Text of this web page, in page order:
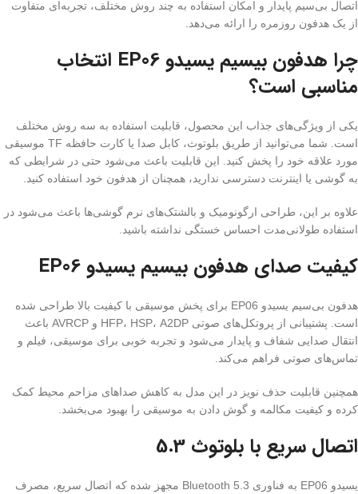
اتصال بی‌سیم پایدار و امکان استفاده به چند روش مختلف، تجربه‌ای متفاوت
از یک هدفون روزمره را ارائه می‌دهد.
چرا هدفون بیسیم یسیدو EP06 انتخاب
مناسبی است؟
یکی از ویژگی‌های جذاب این محصول، قابلیت استفاده به سه روش مختلف
است. شما می‌توانید از طریق بلوتوث، کابل صدا یا کارت حافظه TF موسیقی
مورد علاقه خود را پخش کنید. این قابلیت باعث می‌شود حتی در شرایطی که
به گوشی یا اینترنت دسترسی ندارید، همچنان از هدفون خود استفاده کنید.
علاوه بر این، طراحی ارگونومیک و بالشتک‌های نرم گوشی‌ها باعث می‌شود در
استفاده طولانی‌مدت احساس خستگی نداشته باشید.
کیفیت صدای هدفون بیسیم یسیدو EP06
هدفون بی‌سیم یسیدو EP06 برای پخش موسیقی با کیفیت بالا طراحی شده
است. پشتیبانی از پروتکل‌های صوتی HFP، HSP، A2DP و AVRCP باعث
انتقال صدایی شفاف و پایدار می‌شود و تجربه خوبی برای موسیقی، فیلم و
تماس‌های صوتی فراهم می‌کند.
همچنین قابلیت حذف نویز در این مدل به کاهش صداهای مزاحم محیط کمک
کرده و کیفیت مکالمه و گوش دادن به موسیقی را بهبود می‌بخشد.
اتصال سریع با بلوتوث 5.3
یسیدو EP06 به فناوری Bluetooth 5.3 مجهز شده که اتصال سریع، مصرف